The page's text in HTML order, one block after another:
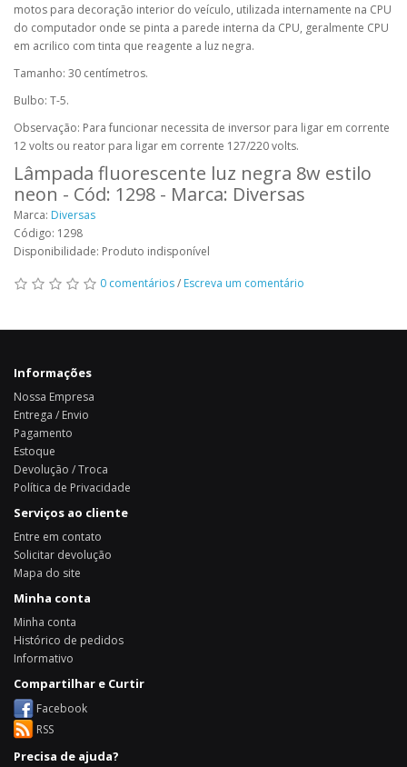
motos para decoração interior do veículo, utilizada internamente na CPU
do computador onde se pinta a parede interna da CPU, geralmente CPU
em acrilico com tinta que reagente a luz negra.
Tamanho: 30 centímetros.
Bulbo: T-5.
Observação: Para funcionar necessita de inversor para ligar em corrente
12 volts ou reator para ligar em corrente 127/220 volts.
Lâmpada fluorescente luz negra 8w estilo
neon - Cód: 1298 - Marca: Diversas
Marca: Diversas
Código: 1298
Disponibilidade: Produto indisponível
0 comentários/ Escreva um comentário
Informações
Nossa Empresa
Entrega / Envio
Pagamento
Estoque
Devolução / Troca
Política de Privacidade
Serviços ao cliente
Entre em contato
Solicitar devolução
Mapa do site
Minha conta
Minha conta
Histórico de pedidos
Informativo
Compartilhar e Curtir
Facebook
RSS
Precisa de ajuda?